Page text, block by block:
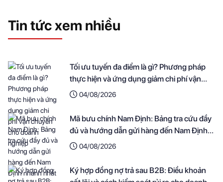
Tin tức xem nhiều
Tối ưu tuyến đa điểm là gì? Phương pháp
thực hiện và ứng dụng giảm chi phí vận
chuyển cho doanh nghiệp
04/08/2026
Mã bưu chính Nam Định: Bảng tra cứu đầy
đủ và hướng dẫn gửi hàng đến Nam Định
nhanh nhất
04/08/2026
Ký hợp đồng nợ trả sau B2B: Điều khoản